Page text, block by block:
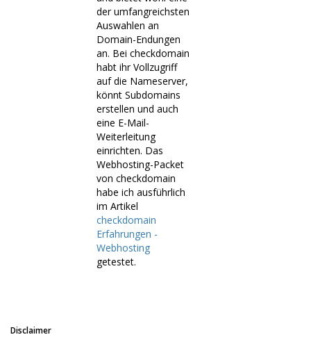
der umfangreichsten
Auswahlen an
Domain-Endungen
an. Bei checkdomain
habt ihr Vollzugriff
auf die Nameserver,
könnt Subdomains
erstellen und auch
eine E-Mail-
Weiterleitung
einrichten. Das
Webhosting-Packet
von checkdomain
habe ich ausführlich
im Artikel
checkdomain
Erfahrungen -
Webhosting
getestet.
Disclaimer